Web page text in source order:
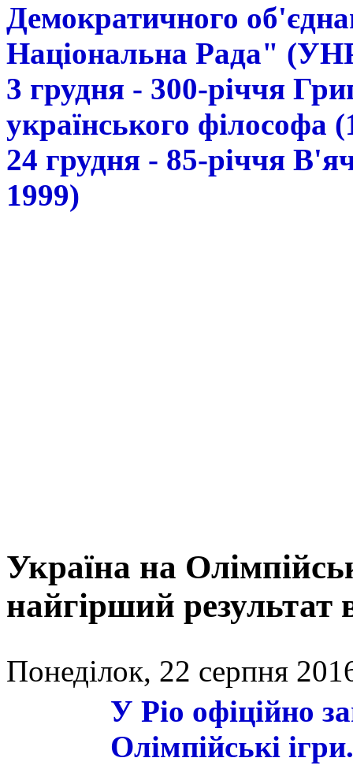
Демократичного
Національна Рада"
3 грудня - 300-річчя
українського філософа
24 грудня - 85-річчя
1999)
Україна на
найгірший результат
Понеділок, 22 серпня
У Ріо офіційно
Олімпійські